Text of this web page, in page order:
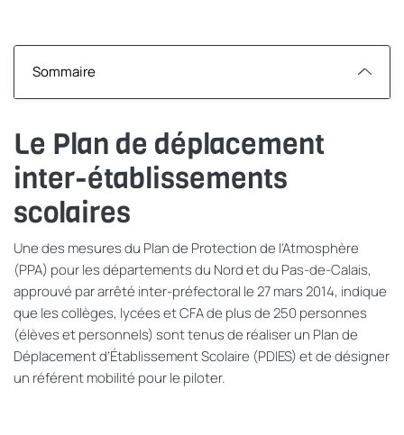
Sommaire
Le Plan de déplacement
inter-établissements
scolaires
Une des mesures du Plan de Protection de l’Atmosphère
(PPA) pour les départements du Nord et du Pas-de-Calais,
approuvé par arrêté inter-préfectoral le 27 mars 2014, indique
que les collèges, lycées et CFA de plus de 250 personnes
(élèves et personnels) sont tenus de réaliser un Plan de
Déplacement d’Établissement Scolaire (PDIES) et de désigner
un référent mobilité pour le piloter.